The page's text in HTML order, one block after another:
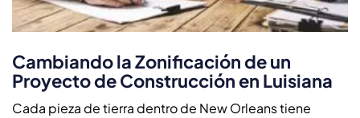
Cambiando la Zonificación de un
Proyecto de Construcción en Luisiana
Cada pieza de tierra dentro de New Orleans tiene